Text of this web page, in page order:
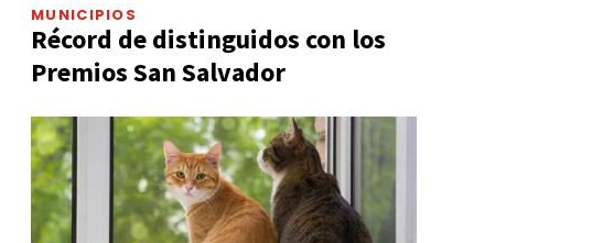
MUNICIPIOS
Récord de distinguidos con los
Premios San Salvador